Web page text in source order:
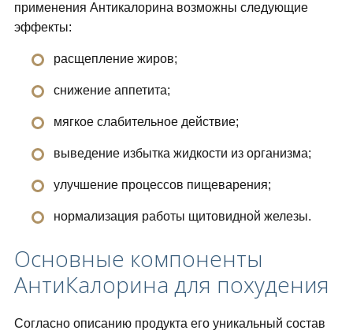
применения Антикалорина возможны следующие
эффекты:
расщепление жиров;
снижение аппетита;
мягкое слабительное действие;
выведение избытка жидкости из организма;
улучшение процессов пищеварения;
нормализация работы щитовидной железы.
Основные компоненты
АнтиКалорина для похудения
Согласно описанию продукта его уникальный состав